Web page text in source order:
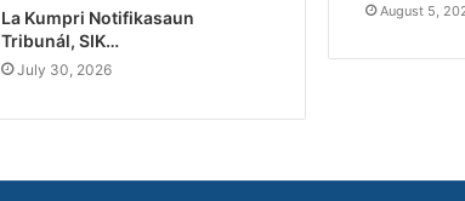
La Kumpri Notifikasaun
Tribunál, SIK…
July 30, 2026
August 5,